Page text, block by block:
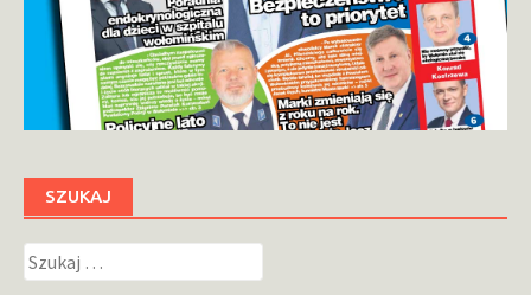
SZUKAJ
Szukaj: